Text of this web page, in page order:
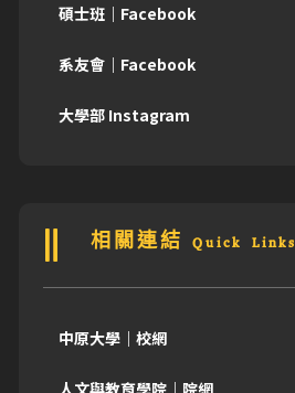
碩士班｜Facebook
系友會｜Facebook
大學部 Instagram
相關連結 Quick Links
中原大學｜校網
人文與教育學院｜院網